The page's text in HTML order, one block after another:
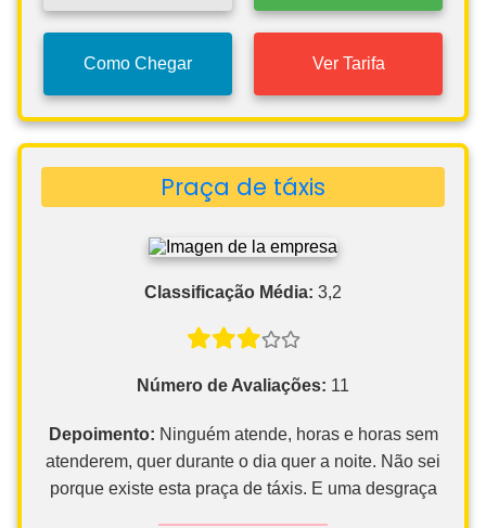
Como Chegar Ver Tarifa
Praça de táxis
Classificação Média: 3,2
Número de Avaliações: 11
Depoimento: Ninguém atende, horas e horas sem
atenderem, quer durante o dia quer a noite. Não sei
porque existe esta praça de táxis. E uma desgraça